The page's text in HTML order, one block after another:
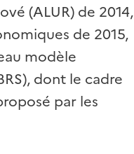
(ALUR) de 2014,
de 2015,
modèle
dont le cadre
par les